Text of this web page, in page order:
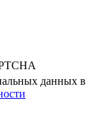
данных в